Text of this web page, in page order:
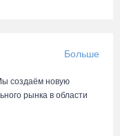
Больше
создаём новую
рынка в области